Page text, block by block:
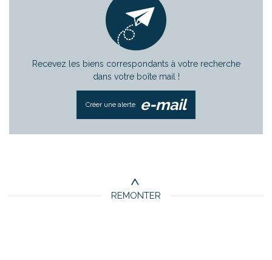
25KM
Critères supplémentaires
Recevez les biens correspondants à votre recherche
dans votre boîte mail !
Créer une alerte e-mail
REMONTER